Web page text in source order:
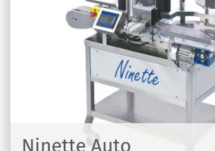
Ninette Auto